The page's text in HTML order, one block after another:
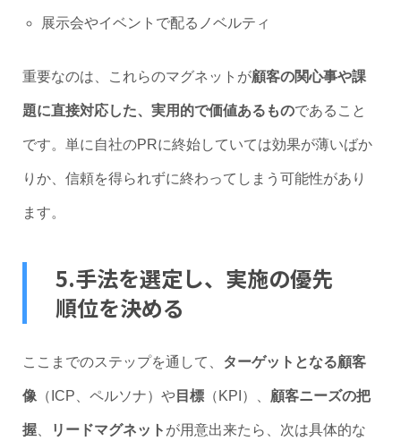
展示会やイベントで配るノベルティ
重要なのは、これらのマグネットが顧客の関心事や課
題に直接対応した、実用的で価値あるものであること
です。単に自社のPRに終始していては効果が薄いばか
りか、信頼を得られずに終わってしまう可能性があり
ます。
5.手法を選定し、実施の優先
順位を決める
ここまでのステップを通して、 ターゲットとなる顧客
像 （ICP、ペルソナ）や目標（KPI）、 顧客ニーズの把
握、 リードマグネット が用意出来たら、次は具体的な